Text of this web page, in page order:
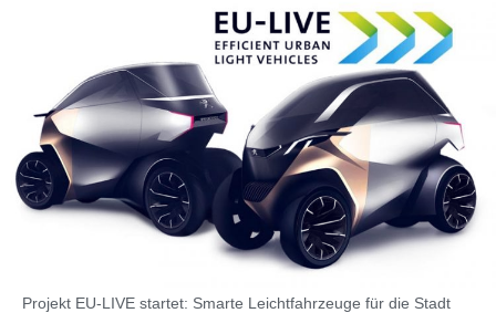
Projekt EU-LIVE startet: Smarte Leichtfahrzeuge für die Stadt